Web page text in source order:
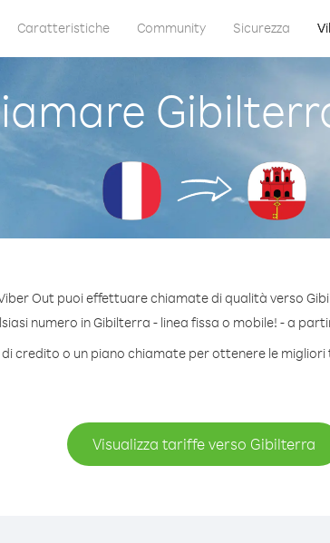
Caratteristiche Community Sicurezza
Out puoi effettuare chiamate di qualità verso
numero in Gibilterra - linea fissa o mobile! - a
credito o un piano chiamate per ottenere le
Visualizza tariffe verso Gibilterra